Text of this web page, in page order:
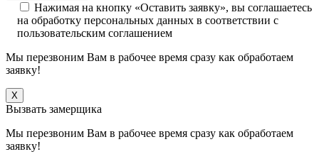
Нажимая на кнопку «Оставить заявку», вы соглашаетесь
на обработку персональных данных в соответствии с
пользовательским соглашением
Мы перезвоним Вам в рабочее время сразу как обработаем
заявку!
X
Вызвать замерщика
Мы перезвоним Вам в рабочее время сразу как обработаем
заявку!